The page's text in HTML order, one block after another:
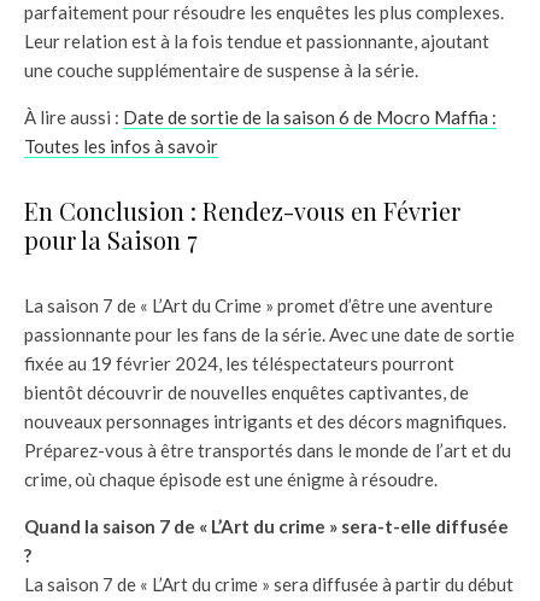
parfaitement pour résoudre les enquêtes les plus complexes.
Leur relation est à la fois tendue et passionnante, ajoutant
une couche supplémentaire de suspense à la série.
À lire aussi : Date de sortie de la saison 6 de Mocro Maffia :
Toutes les infos à savoir
En Conclusion : Rendez-vous en Février
pour la Saison 7
La saison 7 de « L’Art du Crime » promet d’être une aventure
passionnante pour les fans de la série. Avec une date de sortie
fixée au 19 février 2024, les téléspectateurs pourront
bientôt découvrir de nouvelles enquêtes captivantes, de
nouveaux personnages intrigants et des décors magnifiques.
Préparez-vous à être transportés dans le monde de l’art et du
crime, où chaque épisode est une énigme à résoudre.
Quand la saison 7 de « L’Art du crime » sera-t-elle diffusée
?
La saison 7 de « L’Art du crime » sera diffusée à partir du début